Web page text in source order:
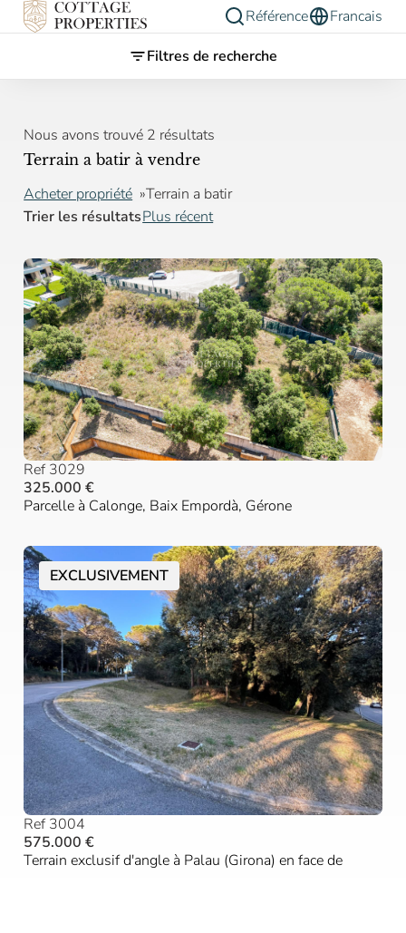
Référence
Francais
Filtres de recherche
Nous avons trouvé 2 résultats
Terrain a batir à vendre
Acheter propriété
Terrain a batir
Trier les résultatsPlus récent
Ref 3029
325.000 €
Parcelle à Calonge, Baix Empordà, Gérone
EXCLUSIVEMENT
Ref 3004
575.000 €
Terrain exclusif d'angle à Palau (Girona) en face de